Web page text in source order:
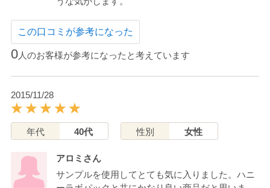
この口コミが参考になった
0人のお客様が参考になったと考えています
2015/11/28
年代 40代 性別 女性
アロミさん
サンプルを使用してとても気に入りました。ハニ